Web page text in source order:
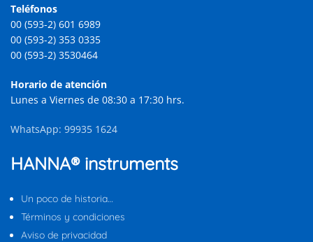
Teléfonos
00 (593-2) 601 6989
00 (593-2) 353 0335
00 (593-2) 3530464
Horario de atención
Lunes a Viernes de 08:30 a 17:30 hrs.
WhatsApp: 99935 1624
HANNA® instruments
Un poco de historia…
Términos y condiciones
Aviso de privacidad